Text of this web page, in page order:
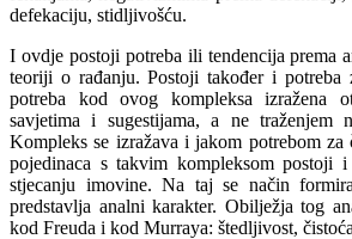
defekaciju, stidljivošću.
I ovdje postoji potreba ili tendencija prema
teoriji o rađanju. Postoji također i potreba
potreba kod ovog kompleksa izražena
savjetima i sugestijama, a ne traženjem
Kompleks se izražava i jakom potrebom
pojedinaca s takvim kompleksom postoji
stjecanju imovine. Na taj se način
predstavlja analni karakter. Obilježja tog
kod Freuda i kod Murraya: štedljivost,